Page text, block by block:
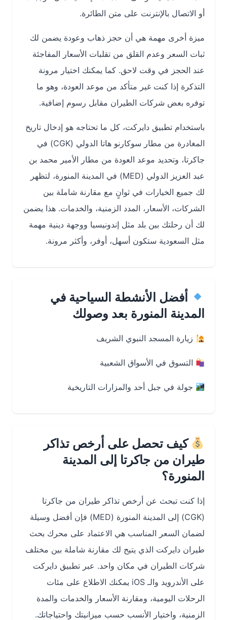
أو الاتصال بالإنترنت على متن الطائرة.
ميزة أخرى مهمة هي أن حجز ذهاب وعودة يضمن لك
ثبات السعر وعدم القلق من تقلبات الأسعار المفاجئة
عند الحجز في وقت لاحق. كما يمكنك اختيار مرونة
التذكرة إذا كنت غير متأكد من موعد العودة، وهو ما
توفره بعض شركات الطيران مقابل رسوم إضافية.
باستخدام تطبيق دايركت، كل ما تحتاجه هو إدخال تاريخ
المغادرة من مطار سوكارنو هاتا الدولي (CGK) في
جاكرتا، وتحديد موعد العودة من مطار الأمير محمد بن
عبد العزيز الدولي (MED) في المدينة المنورة، لتظهر
لك جميع الخيارات في ثوانٍ مع مقارنة شاملة بين
الشركات، الأسعار، المدد الزمنية، والخدمات. هذا يضمن
لك أن رحلتك بين بلد مثل إندونيسيا ووجهة دينية مهمة
مثل السعودية ستكون أسهل، أوفر، وأكثر مرونة.
أفضل الأنشطة السياحية في
المدينة المنورة بعد وصولك
زيارة المسجد النبوي الشريف
التسوق في الأسواق الشعبية
جولة في جبل أحد والمزارات التاريخية
كيف تحصل على أرخص تذاكر
طيران من جاكرتا إلى المدينة
المنورة؟
إذا كنت تبحث عن أرخص تذاكر طيران من جاكرتا
(CGK) إلى المدينة المنورة (MED) فإن أفضل وسيلة
لضمان السعر المناسب هي الاعتماد على محرك بحث
طيران دايركت الذي يتيح لك مقارنة شاملة بين مختلف
شركات الطيران في مكان واحد. عبر تطبيق دايركت
على الأندرويد والـ iOS يمكنك الاطلاع على مئات
الرحلات اليومية، ومقارنة الأسعار والخدمات والمدة
الزمنية، واختيار الأنسب حسب ميزانيتك واحتياجاتك.